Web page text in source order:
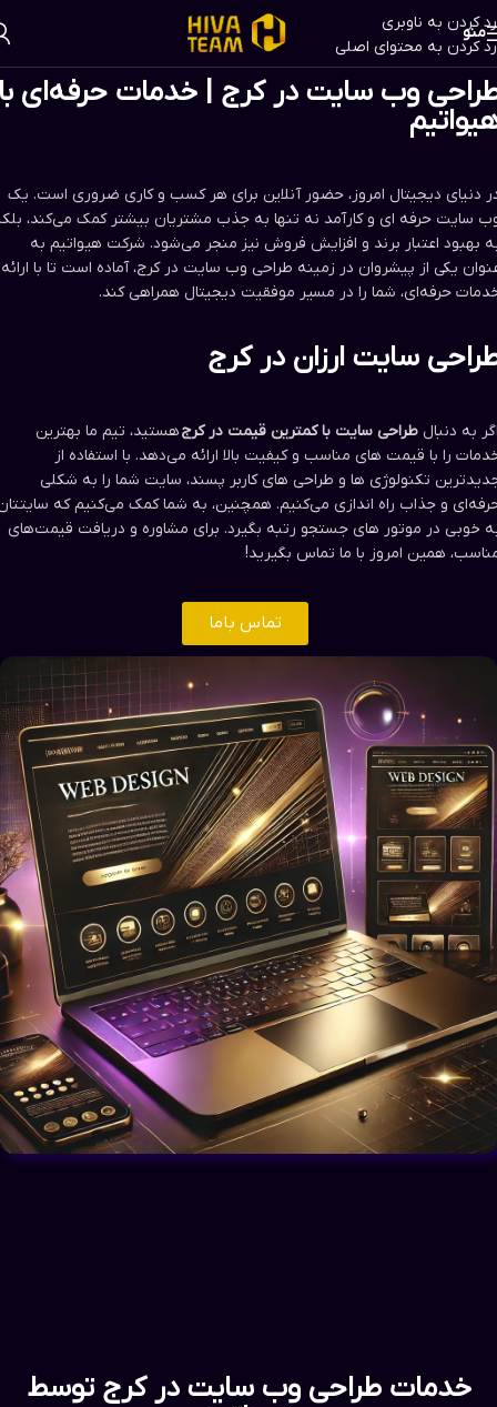
رد کردن به ناوبری
رد کردن به محتوای اصلی
منو
وب سایت در کرج | خدمات حرفه‌ای
دنیای دیجیتال امروز، حضور آنلاین برای هر کسب و کاری ضروری است. یک
سایت حرفه ای و کارآمد نه تنها به جذب مشتریان بیشتر کمک می‌کند،
بهبود اعتبار برند و افزایش فروش نیز منجر می‌شود. شرکت هیواتیم به
یکی از پیشروان در زمینه طراحی وب سایت در کرج، آماده است تا با ارائه
حرفه‌ای، شما را در مسیر موفقیت دیجیتال همراهی کند.
سایت ارزان در کرج​
به دنبال طراحی سایت با کمترین قیمت در کرجهستید، تیم ما بهترین
را با قیمت های مناسب و کیفیت بالا ارائه می‌دهد. با استفاده از
تکنولوژی ها و طراحی های کاربر پسند، سایت شما را به شکلی
و جذاب راه اندازی می‌کنیم. همچنین، به شما کمک می‌کنیم که
خوبی در موتور های جستجو رتبه بگیرد. برای مشاوره و دریافت قیمت‌های
همین امروز با ما تماس بگیرید!
تماس باما
خدمات طراحی وب سایت در کرج توسط